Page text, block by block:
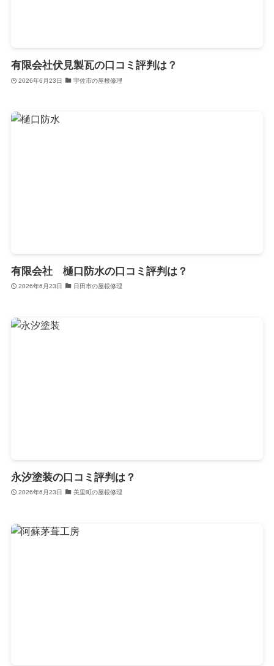
有限会社伏見製瓦の口コミ評判は？
2026年6月23日 宇佐市の屋根修理
有限会社 樋口防水の口コミ評判は？
2026年6月23日 日田市の屋根修理
永汐塗装の口コミ評判は？
2026年6月23日 美里町の屋根修理